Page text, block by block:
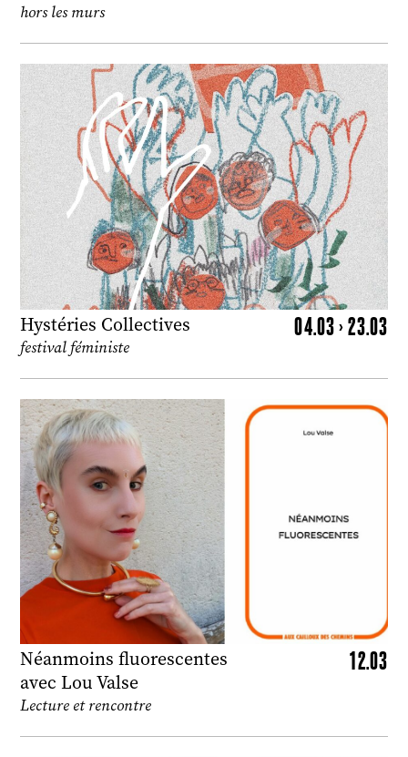
hors les murs
Hystéries Collectives 04.03 > 23.03
festival féministe
Néanmoins fluorescentes
avec Lou Valse
12.03
Lecture et rencontre